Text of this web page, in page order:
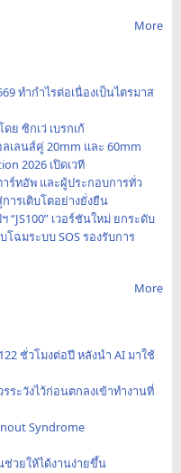
More
ทำกำไรต่อเนื่องเป็นไตรมาส
ย ซิกเว่ เบรกเก้
ลเลนส์คู่ 20mm และ 60mm
2026 เปิดเวที
ร์ทอัพ และผู้ประกอบการทั่ว
ารเติบโตอย่างยั่งยืน
“JS100” เวอร์ชันใหม่ ยกระดับ
ฉมระบบ SOS รองรับการ
More
ชั่วโมงต่อปี หลังนำ AI มาใช้
ะวังไว้ก่อนตกลงเข้าทำงานที่
Syndrome
วยให้ได้งานง่ายขึ้น